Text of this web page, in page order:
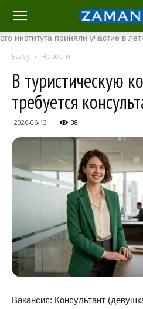
приняли участие в летних
Esasy Новости
В туристическую
требуется
2026-06-13 38
Вакансия: Консультант